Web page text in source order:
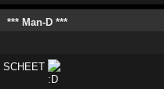
*** Man-D ***
SCHEET